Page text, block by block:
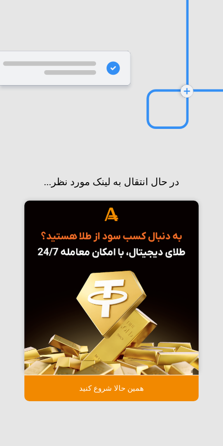
در حال انتقال به لینک مورد نظر...
همین حالا شروع کنید